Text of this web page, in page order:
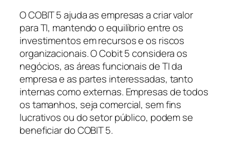
O COBIT 5 ajuda as empresas a criar valor
para TI, mantendo o equilíbrio entre os
investimentos em recursos e os riscos
organizacionais. O Cobit 5 considera os
negócios, as áreas funcionais de TI da
empresa e as partes interessadas, tanto
internas como externas. Empresas de todos
os tamanhos, seja comercial, sem fins
lucrativos ou do setor público, podem se
beneficiar do COBIT 5.